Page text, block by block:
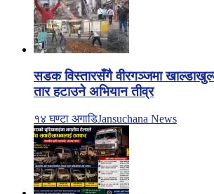
सडक विस्तारसँगै वीरगञ्जमा
तार हटाउने अभियान तीव्र
१४ घण्टा अगाडिJansuchana News